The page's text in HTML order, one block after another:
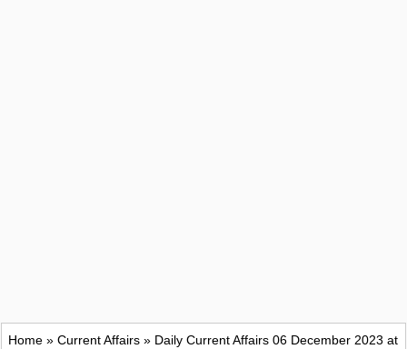
Home » Current Affairs » Daily Current Affairs 06 December 2023 at